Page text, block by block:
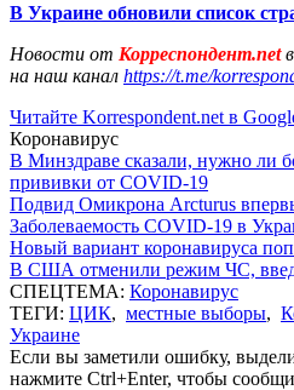
В Украине обновили список
Новости от Корреспондент.net
на наш канал https://t.me/
Читайте Korrespondent.net в
Коронавирус
В Минздраве сказали, нужно ли
прививки от COVID-19
Подвид Омикрона Arcturus
Заболеваемость COVID-19 в
Новый вариант коронавируса
В США отменили режим ЧС,
СПЕЦТЕМА: Коронавирус
ТЕГИ: ЦИК, местные выборы,
Украине
Если вы заметили ошибку,
нажмите Ctrl+Enter, чтобы